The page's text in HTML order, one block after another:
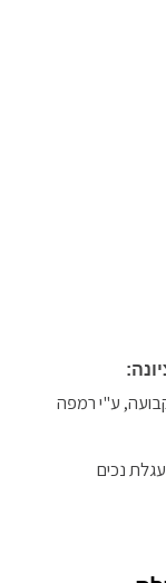
ע"י רמפה
נכים